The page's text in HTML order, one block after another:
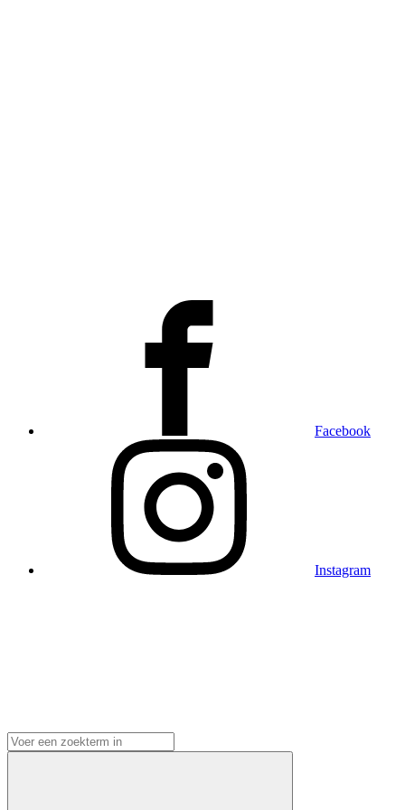
Facebook
Instagram